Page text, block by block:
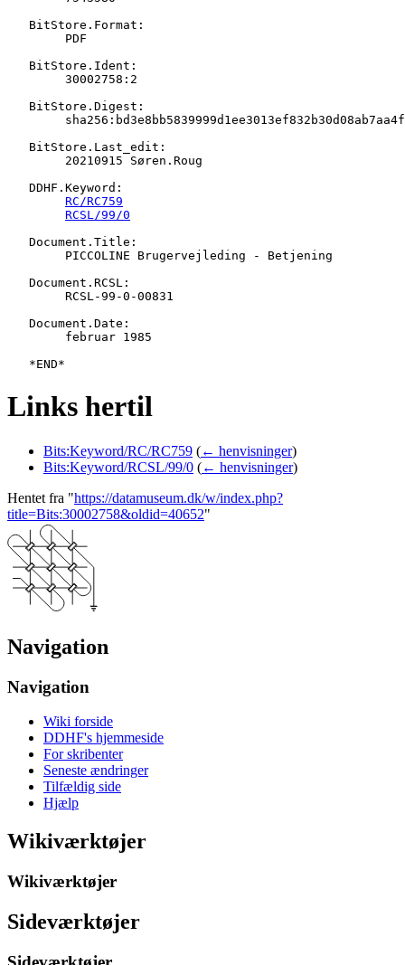
   BitStore.Format:
   BitStore.Ident:
   BitStore.Digest:
   BitStore.Last_edit:
   DDHF.Keyword:
RC/RC759
RCSL/99/0
   Document.Title:
   Document.RCSL:
   Document.Date:
Links hertil
Bits:Keyword/RC/RC759 (← henvisninger)
Bits:Keyword/RCSL/99/0 (← henvisninger)
Hentet fra "https://datamuseum.dk/w/index.php?
title=Bits:30002758&oldid=40652"
Navigation
Navigation
Wiki forside
DDHF's hjemmeside
For skribenter
Seneste ændringer
Tilfældig side
Hjælp
Wikiværktøjer
Wikiværktøjer
Sideværktøjer